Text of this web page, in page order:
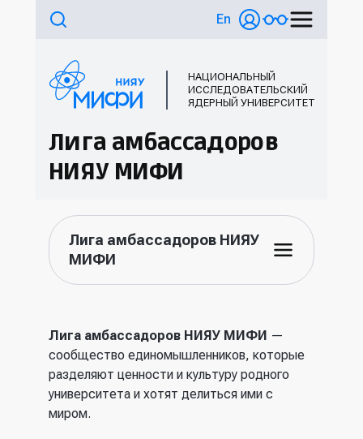
En
НАЦИОНАЛЬНЫЙ
ИССЛЕДОВАТЕЛЬСКИЙ
ЯДЕРНЫЙ УНИВЕРСИТЕТ
Лига амбассадоров
НИЯУ МИФИ
Лига амбассадоров НИЯУ МИФИ —
сообщество единомышленников, которые
разделяют ценности и культуру родного
университета и хотят делиться ими с
миром.
Лига амбассадоров НИЯУ
МИФИ